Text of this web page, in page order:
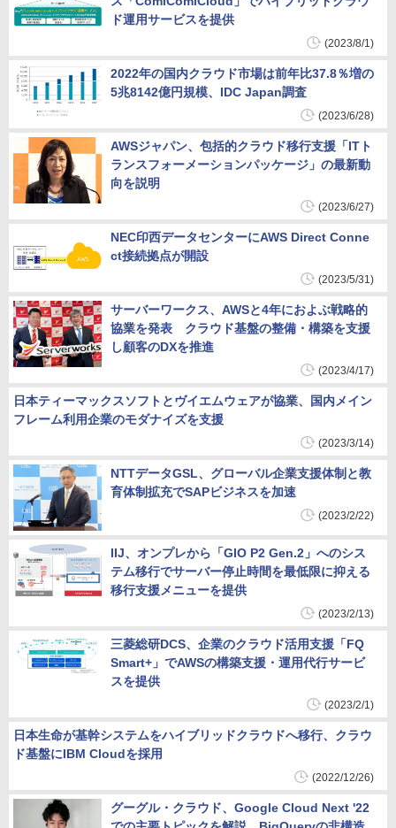
ド運用サービスを提供
(2023/8/1)
2022年の国内クラウド市場は前年比37.8％増の
5兆8142億円規模、IDC Japan調査
(2023/6/28)
AWSジャパン、包括的クラウド移行支援「ITト
ランスフォーメーションパッケージ」の最新動
向を説明
(2023/6/27)
NEC印西データセンターにAWS Direct Conne
ct接続拠点が開設
(2023/5/31)
サーバーワークス、AWSと4年におよぶ戦略的
協業を発表 クラウド基盤の整備・構築を支援
し顧客のDXを推進
(2023/4/17)
日本ティーマックスソフトとヴイエムウェアが協業、国内メイン
フレーム利用企業のモダナイズを支援
(2023/3/14)
NTTデータGSL、グローバル企業支援体制と教
育体制拡充でSAPビジネスを加速
(2023/2/22)
IIJ、オンプレから「GIO P2 Gen.2」へのシス
テム移行でサーバー停止時間を最低限に抑える
移行支援メニューを提供
(2023/2/13)
三菱総研DCS、企業のクラウド活用支援「FQ
Smart+」でAWSの構築支援・運用代行サービ
スを提供
(2023/2/1)
日本生命が基幹システムをハイブリッドクラウドへ移行、クラウ
ド基盤にIBM Cloudを採用
(2022/12/26)
グーグル・クラウド、Google Cloud Next '22